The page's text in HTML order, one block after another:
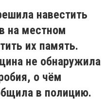
навестить
на местном
их память.
не обнаружила
о чём
в полицию.